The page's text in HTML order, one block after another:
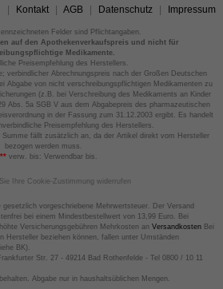
Kontakt AGB Datenschutz Impressum
Felder sind Pflichtangaben.
auf den Apothekenverkaufspreis und nicht für
Medikamente.
Preisempfehlung des Herstellers.
verbindlicher Abrechnungspreis nach der Großen Deutschen
Abgabe von nicht verschreibungspflichtigen Medikamenten zu
(z.B. bei Verschreibung des Medikaments an Kinder
Abs. 5a SGB V aus dem Abgabepreis des pharmazeutischen
in der Fassung zum 31.12.2003 ergibt. Es handelt
Preisempfehlung des Herstellers.
fällt zusätzlich an, da der Artikel direkt vom Hersteller
bezogen werden muss.
verw. bis: Verwendbar bis.
Ihre Cookie-Zustimmung widerrufen
gesetzlich vorgeschriebene Mehrwertsteuer. Der Versand
bei einem Mindestbestellwert von 13,99 Euro. Bei
Versicherungsgebühren Mehrkosten an VersandkostenBei
Hersteller beziehen können, fallen unter Umständen
BK).
Str. 27 - 49214 Bad Rothenfelde - Tel 0800 / 10 11
Abgabe nur in haushaltsüblichen Mengen.